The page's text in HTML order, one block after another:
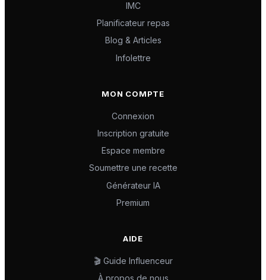
IMC
Planificateur repas
Blog & Articles
Infolettre
MON COMPTE
Connexion
Inscription gratuite
Espace membre
Soumettre une recette
Générateur IA
Premium
AIDE
🎬 Guide Influenceur